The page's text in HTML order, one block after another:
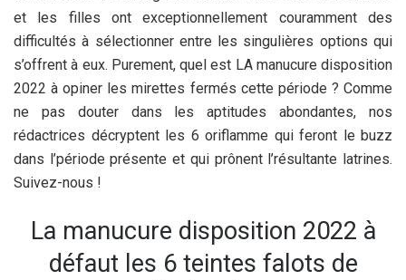
et les filles ont exceptionnellement couramment des
difficultés à sélectionner entre les singulières options qui
s’offrent à eux. Purement, quel est LA manucure disposition
2022 à opiner les mirettes fermés cette période ? Comme
ne pas douter dans les aptitudes abondantes, nos
rédactrices décryptent les 6 oriflamme qui feront le buzz
dans l’période présente et qui prônent l’résultante latrines.
Suivez-nous !
La manucure disposition 2022 à
défaut les 6 teintes falots de